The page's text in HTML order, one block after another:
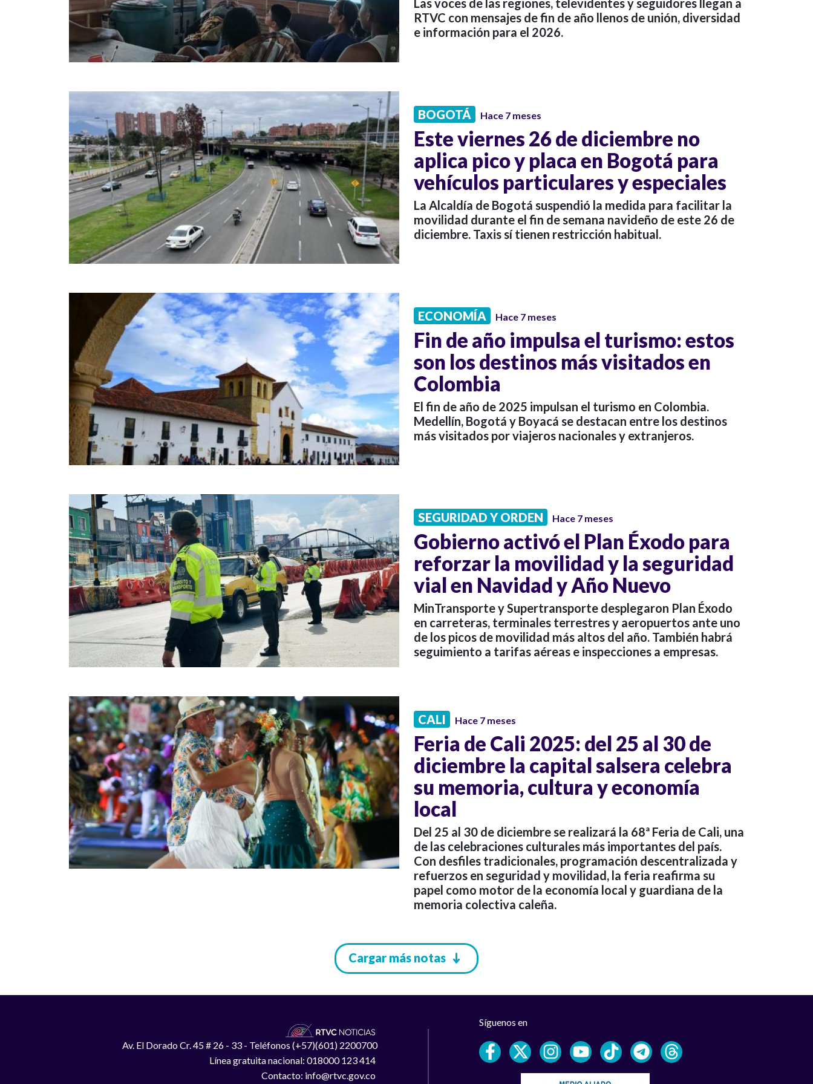
Las voces de las regiones, televidentes y seguidores llegan a
RTVC con mensajes de fin de año llenos de unión, diversidad
e información para el 2026.
BOGOTÁ Hace 7 meses
Este viernes 26 de diciembre no
aplica pico y placa en Bogotá para
vehículos particulares y especiales
La Alcaldía de Bogotá suspendió la medida para facilitar la
movilidad durante el fin de semana navideño de este 26 de
diciembre. Taxis sí tienen restricción habitual.
ECONOMÍA Hace 7 meses
Fin de año impulsa el turismo: estos
son los destinos más visitados en
Colombia
El fin de año de 2025 impulsan el turismo en Colombia.
Medellín, Bogotá y Boyacá se destacan entre los destinos
más visitados por viajeros nacionales y extranjeros.
SEGURIDAD Y ORDEN Hace 7 meses
Gobierno activó el Plan Éxodo para
reforzar la movilidad y la seguridad
vial en Navidad y Año Nuevo
MinTransporte y Supertransporte desplegaron Plan Éxodo
en carreteras, terminales terrestres y aeropuertos ante uno
de los picos de movilidad más altos del año. También habrá
seguimiento a tarifas aéreas e inspecciones a empresas.
CALI Hace 7 meses
Feria de Cali 2025: del 25 al 30 de
diciembre la capital salsera celebra
su memoria, cultura y economía
local
Del 25 al 30 de diciembre se realizará la 68ª Feria de Cali, una
de las celebraciones culturales más importantes del país.
Con desfiles tradicionales, programación descentralizada y
refuerzos en seguridad y movilidad, la feria reafirma su
papel como motor de la economía local y guardiana de la
memoria colectiva caleña.
Cargar más notas
Av. El Dorado Cr. 45 # 26 - 33 - Teléfonos (+57)(601) 2200700
Línea gratuita nacional: 018000 123 414
Contacto: info@rtvc.gov.co
Síguenos en